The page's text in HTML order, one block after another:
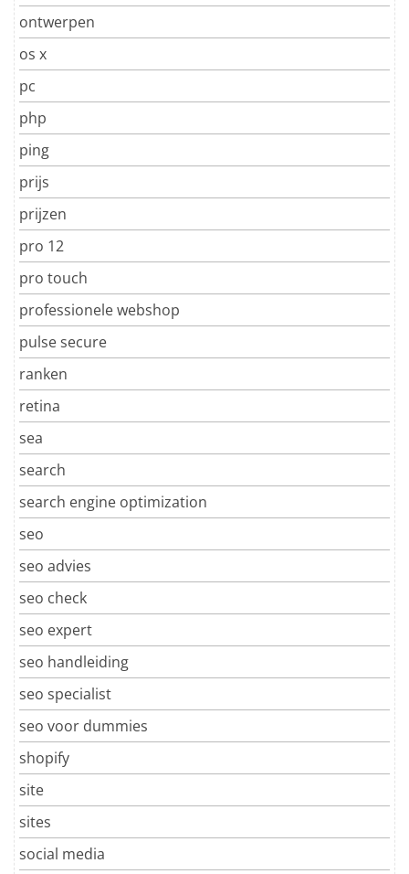
ontwerpen
os x
pc
php
ping
prijs
prijzen
pro 12
pro touch
professionele webshop
pulse secure
ranken
retina
sea
search
search engine optimization
seo
seo advies
seo check
seo expert
seo handleiding
seo specialist
seo voor dummies
shopify
site
sites
social media